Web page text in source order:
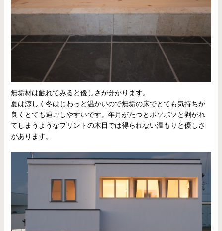
無垢材は触れてみると優しさが分かります。
夏は涼しく冬はじわっと温かいので無垢の床でとても気持ちが
良くとても過ごしやすいです。年月がたつとボソボソと剥がれ
てしまうようなプリントの木目では得られない温もりと優しさ
があります。